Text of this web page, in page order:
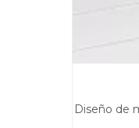
Diseño de